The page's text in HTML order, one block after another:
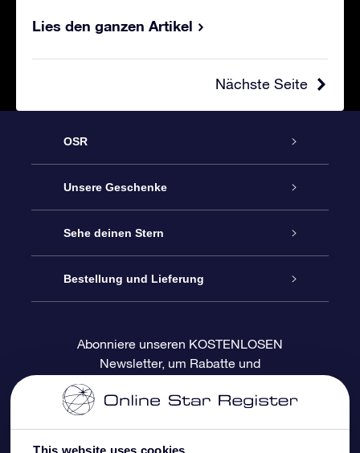
This website uses cookies
Lies den ganzen Artikel
Nächste Seite
OSR
Service
Kontakt
Blog
Bewertungen
Unsere Geschenke
Sterne schenken
OSR-Geschenkpaket
OSR-Geschenkgutschein
Firmengeschenke
Sehe deinen Stern
Sternregister
Personalisierte Sternseite
One Million Stars
Bestellung und Lieferung
Zahlungsinformationen
Versandinformationen
Abonniere unseren KOSTENLOSEN
Newsletter, um Rabatte und